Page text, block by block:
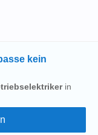
kein
in